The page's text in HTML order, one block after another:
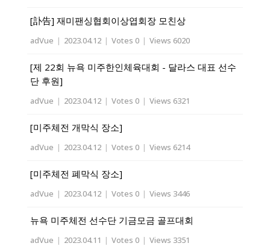
[訃告] 재미팬싱협회이상엽회장 모친상
adVue | 2023.04.12 | Votes 0 | Views 6020
[제 22회 뉴욕 미주한인체육대회 - 달라스 대표 선수
단 후원]
adVue | 2023.04.12 | Votes 0 | Views 6321
[미주체전 개막식 장소]
adVue | 2023.04.12 | Votes 0 | Views 6214
[미주체전 폐막식 장소]
adVue | 2023.04.12 | Votes 0 | Views 3446
뉴욕 미주체전 선수단 기금모금 골프대회
adVue | 2023.04.11 | Votes 0 | Views 3351